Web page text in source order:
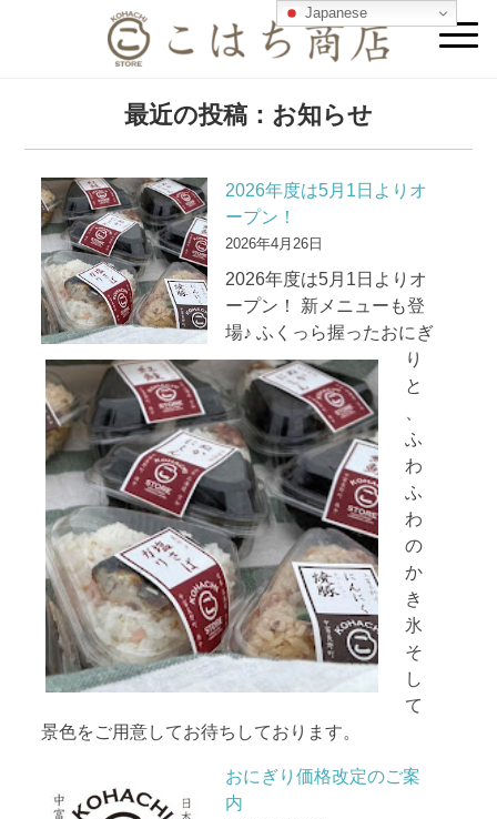
最近の投稿：お知らせ
2026年度は5月1日よりオ
ープン！
2026年4月26日
2026年度は5月1日よりオ
ープン！ 新メニューも登
場♪ ふくっら握ったおにぎ
り
と
ふ
わ
ふ
わ
の
か
き
氷
そ
し
て
景色をご用意してお待ちしております。
おにぎり価格改定のご案
内
Japanese